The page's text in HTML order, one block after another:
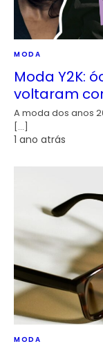
MODA
Moda Y2K:
voltaram
A moda dos anos
[…]
1 ano atrás
MODA